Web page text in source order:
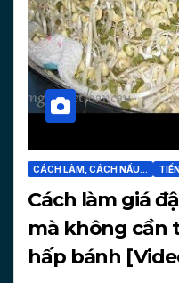
CÁCH LÀM, CÁCH NẤU...
Cách làm giá
mà không cần
hấp bánh